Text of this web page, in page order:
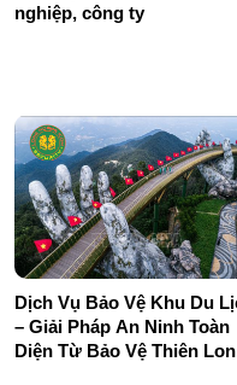
nghiệp, công ty
Dịch Vụ Bảo Vệ Khu Du
– Giải Pháp An Ninh Toàn
Diện Từ Bảo Vệ Thiên